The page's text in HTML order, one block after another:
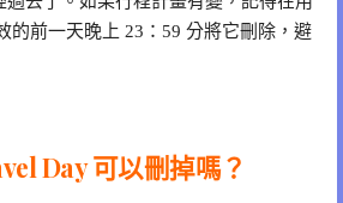
的前一天晚上 23：59 分將它刪除，避
Day 可以刪掉嗎？